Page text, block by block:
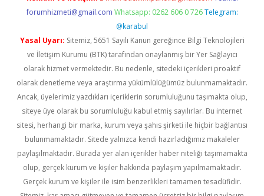
forumhizmeti@gmail.com Whatsapp: 0262 606 0 726 Telegram:
@karabul
Yasal Uyarı: Sitemiz, 5651 Sayılı Kanun gereğince Bilgi Teknolojileri
ve İletişim Kurumu (BTK) tarafından onaylanmış bir Yer Sağlayıcı
olarak hizmet vermektedir. Bu nedenle, sitedeki içerikleri proaktif
olarak denetleme veya araştırma yükümlülüğümüz bulunmamaktadır.
Ancak, üyelerimiz yazdıkları içeriklerin sorumluluğunu taşımakta olup,
siteye üye olarak bu sorumluluğu kabul etmiş sayılırlar. Bu internet
sitesi, herhangi bir marka, kurum veya şahıs şirketi ile hiçbir bağlantısı
bulunmamaktadır. Sitede yalnızca kendi hazırladığımız makaleler
paylaşılmaktadır. Burada yer alan içerikler haber niteliği taşımamakta
olup, gerçek kurum ve kişiler hakkında paylaşım yapılmamaktadır.
Gerçek kurum ve kişiler ile isim benzerlikleri tamamen tesadüfidir.